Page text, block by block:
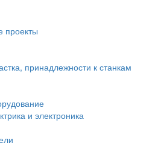
проекты
принадлежности к станкам
и электроника